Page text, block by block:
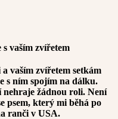
vaším zvířetem
vaším zvířetem setkám
s ním spojím na dálku.
nehraje žádnou roli. Není
psem, který mi běhá po
ranči v USA.